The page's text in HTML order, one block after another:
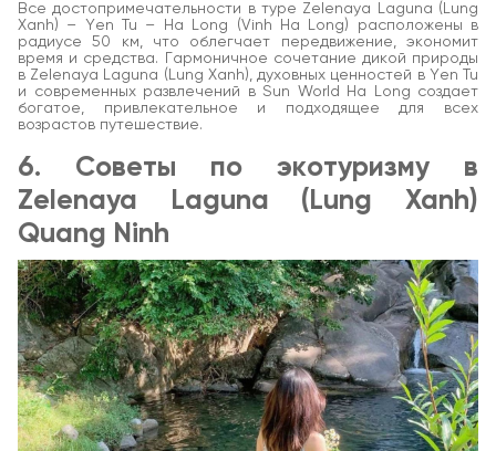
Все достопримечательности в туре Zelenaya Laguna (Lung
Xanh) – Yen Tu – Ha Long (Vinh Ha Long) расположены в
радиусе 50 км, что облегчает передвижение, экономит
время и средства. Гармоничное сочетание дикой природы
в Zelenaya Laguna (Lung Xanh), духовных ценностей в Yen Tu
и современных развлечений в Sun World Ha Long создает
богатое, привлекательное и подходящее для всех
возрастов путешествие.
6. Советы по экотуризму в
Zelenaya Laguna (Lung Xanh)
Quang Ninh